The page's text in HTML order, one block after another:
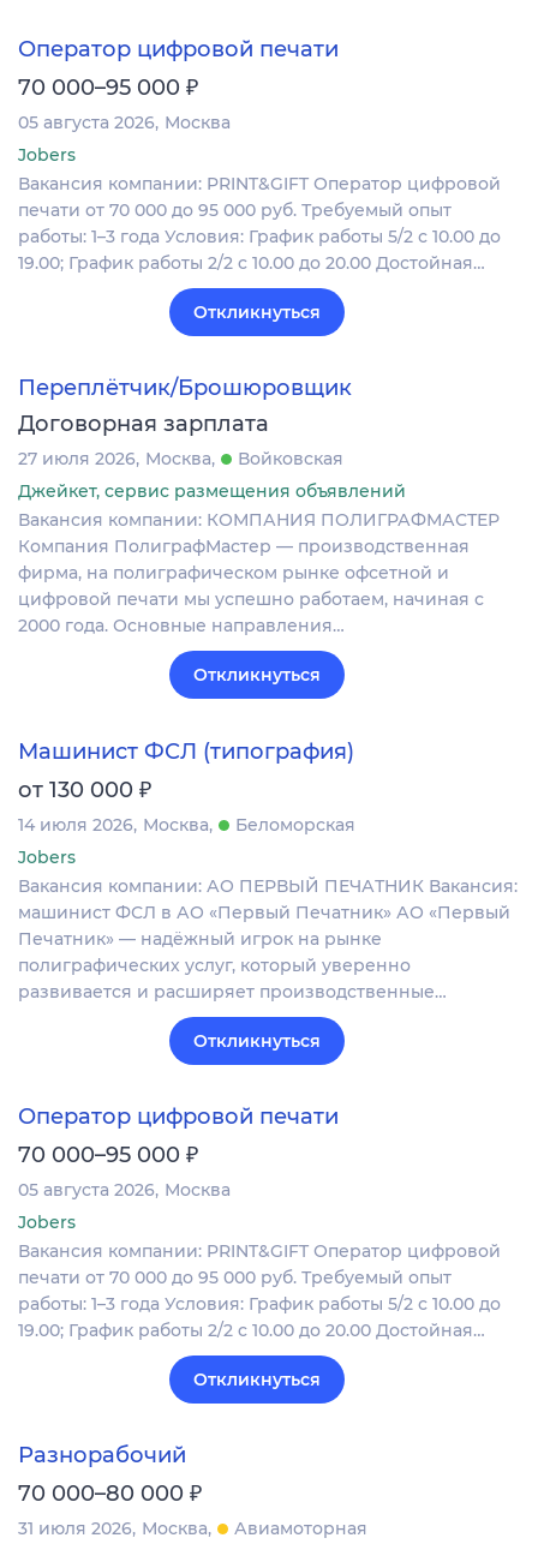
Оператор цифровой печати
70 000–95 000 ₽
05 августа 2026 Москва
Jobers
Вакансия компании: PRINT&GIFT Оператор цифровой
печати от 70 000 до 95 000 руб. Требуемый опыт
работы: 1–3 года Условия: График работы 5/2 с 10.00 до
19.00; График работы 2/2 c 10.00 до 20.00 Достойная…
Откликнуться
Переплётчик/Брошюровщик
Договорная зарплата
27 июля 2026 Москва
Войковская
Джейкет, сервис размещения объявлений
Вакансия компании: КОМПАНИЯ ПОЛИГРАФМАСТЕР
Компания ПолиграфМастер — производственная
фирма, на полиграфическом рынке офсетной и
цифровой печати мы успешно работаем, начиная с
2000 года. Основные направления…
Откликнуться
Машинист ФСЛ (типография)
от 130 000 ₽
14 июля 2026 Москва
Беломорская
Jobers
Вакансия компании: АО ПЕРВЫЙ ПЕЧАТНИК Вакансия:
машинист ФСЛ в АО «Первый Печатник» АО «Первый
Печатник» — надёжный игрок на рынке
полиграфических услуг, который уверенно
развивается и расширяет производственные…
Откликнуться
Оператор цифровой печати
70 000–95 000 ₽
05 августа 2026 Москва
Jobers
Вакансия компании: PRINT&GIFT Оператор цифровой
печати от 70 000 до 95 000 руб. Требуемый опыт
работы: 1–3 года Условия: График работы 5/2 с 10.00 до
19.00; График работы 2/2 c 10.00 до 20.00 Достойная…
Откликнуться
Разнорабочий
70 000–80 000 ₽
31 июля 2026 Москва
Авиамоторная